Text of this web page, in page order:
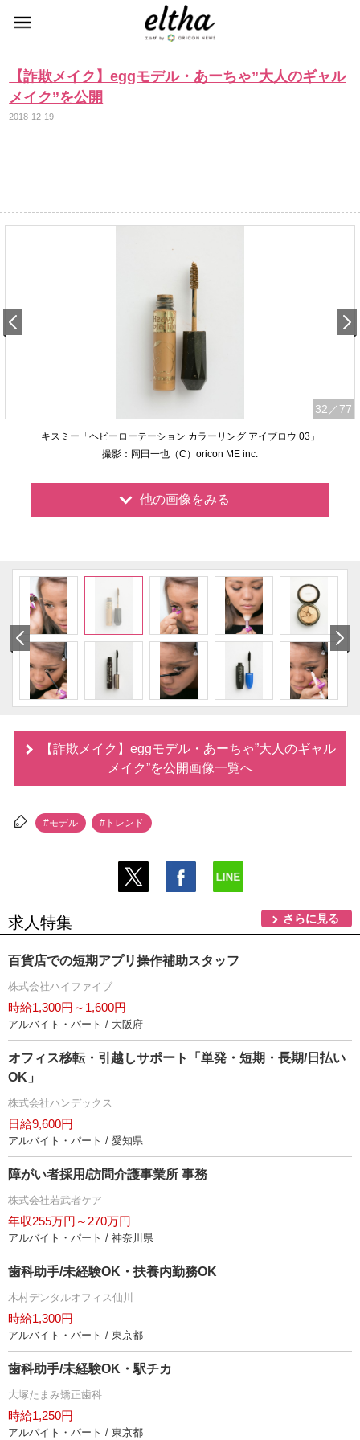
【詐欺メイク】eggモデル・あーちゃ”大人のギャル
メイク”を公開
2018-12-19
32 ／77
キスミー「ヘビーローテーション カラーリング アイブロウ 03」
撮影：岡田一也（C）oricon ME inc.
他の画像をみる
【詐欺メイク】eggモデル・あーちゃ”大人のギャル
メイク”を公開画像一覧へ
#モデル #トレンド
求人特集 さらに見る
百貨店での短期アプリ操作補助スタッフ
株式会社ハイファイブ
時給1,300円～1,600円
アルバイト・パート / 大阪府
オフィス移転・引越しサポート「単発・短期・長期/日払い
OK」
株式会社ハンデックス
日給9,600円
アルバイト・パート / 愛知県
障がい者採用/訪問介護事業所 事務
株式会社若武者ケア
年収255万円～270万円
アルバイト・パート / 神奈川県
歯科助手/未経験OK・扶養内勤務OK
木村デンタルオフィス仙川
時給1,300円
アルバイト・パート / 東京都
歯科助手/未経験OK・駅チカ
大塚たまみ矯正歯科
時給1,250円
アルバイト・パート / 東京都